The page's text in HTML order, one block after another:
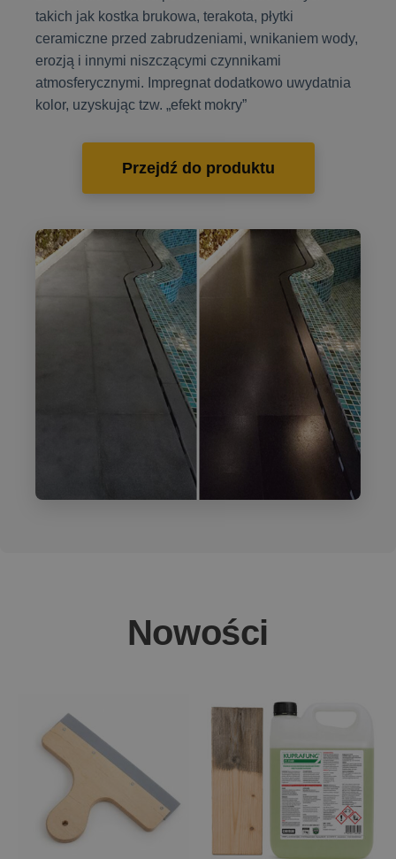
takich jak kostka brukowa, terakota, płytki
ceramiczne przed zabrudzeniami, wnikaniem wody,
erozją i innymi niszczącymi czynnikami
atmosferycznymi. Impregnat dodatkowo uwydatnia
kolor, uzyskując tzw. „efekt mokry”
Przejdź do produktu
Nowości